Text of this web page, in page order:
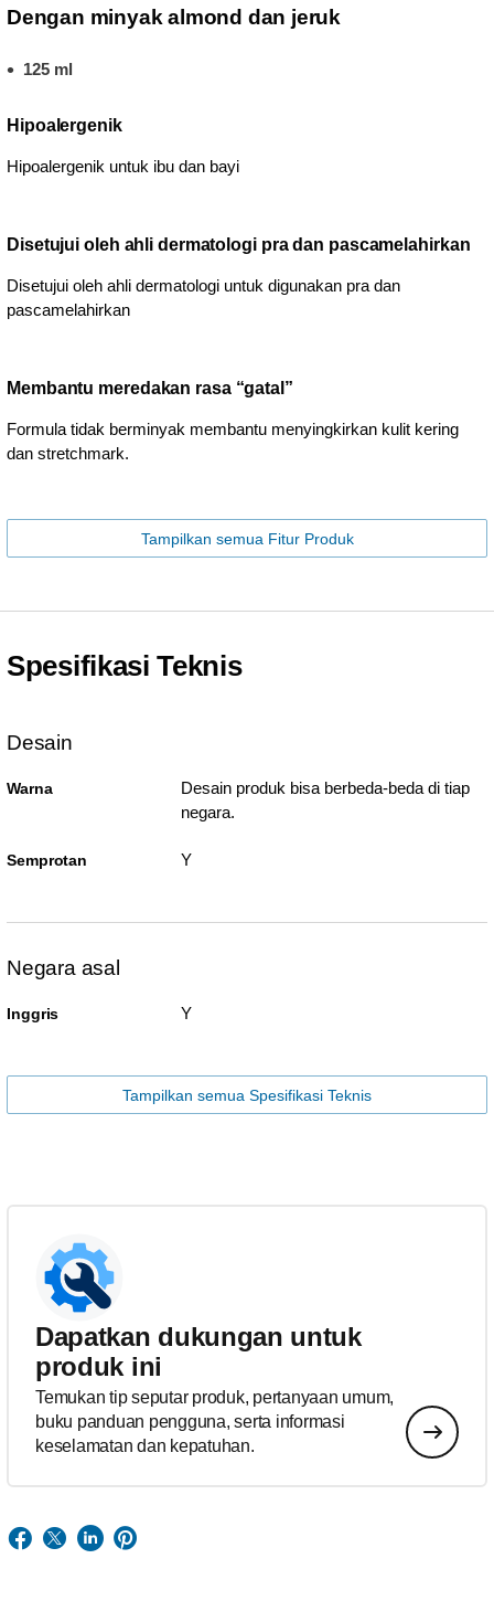
Dengan minyak almond dan jeruk
125 ml
Hipoalergenik
Hipoalergenik untuk ibu dan bayi
Disetujui oleh ahli dermatologi pra dan pascamelahirkan
Disetujui oleh ahli dermatologi untuk digunakan pra dan
pascamelahirkan
Membantu meredakan rasa “gatal”
Formula tidak berminyak membantu menyingkirkan kulit kering
dan stretchmark.
Tampilkan semua Fitur Produk
Spesifikasi Teknis
Desain
Warna
Desain produk bisa berbeda-beda di tiap
negara.
Semprotan Y
Negara asal
Inggris Y
Tampilkan semua Spesifikasi Teknis
Dapatkan dukungan untuk
produk ini
Temukan tip seputar produk, pertanyaan umum,
buku panduan pengguna, serta informasi
keselamatan dan kepatuhan.